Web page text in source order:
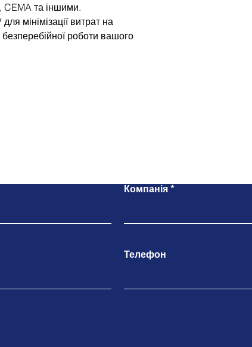
CEMA та іншими.
мінімізації витрат на
роботи вашого
Компанія
Телефон